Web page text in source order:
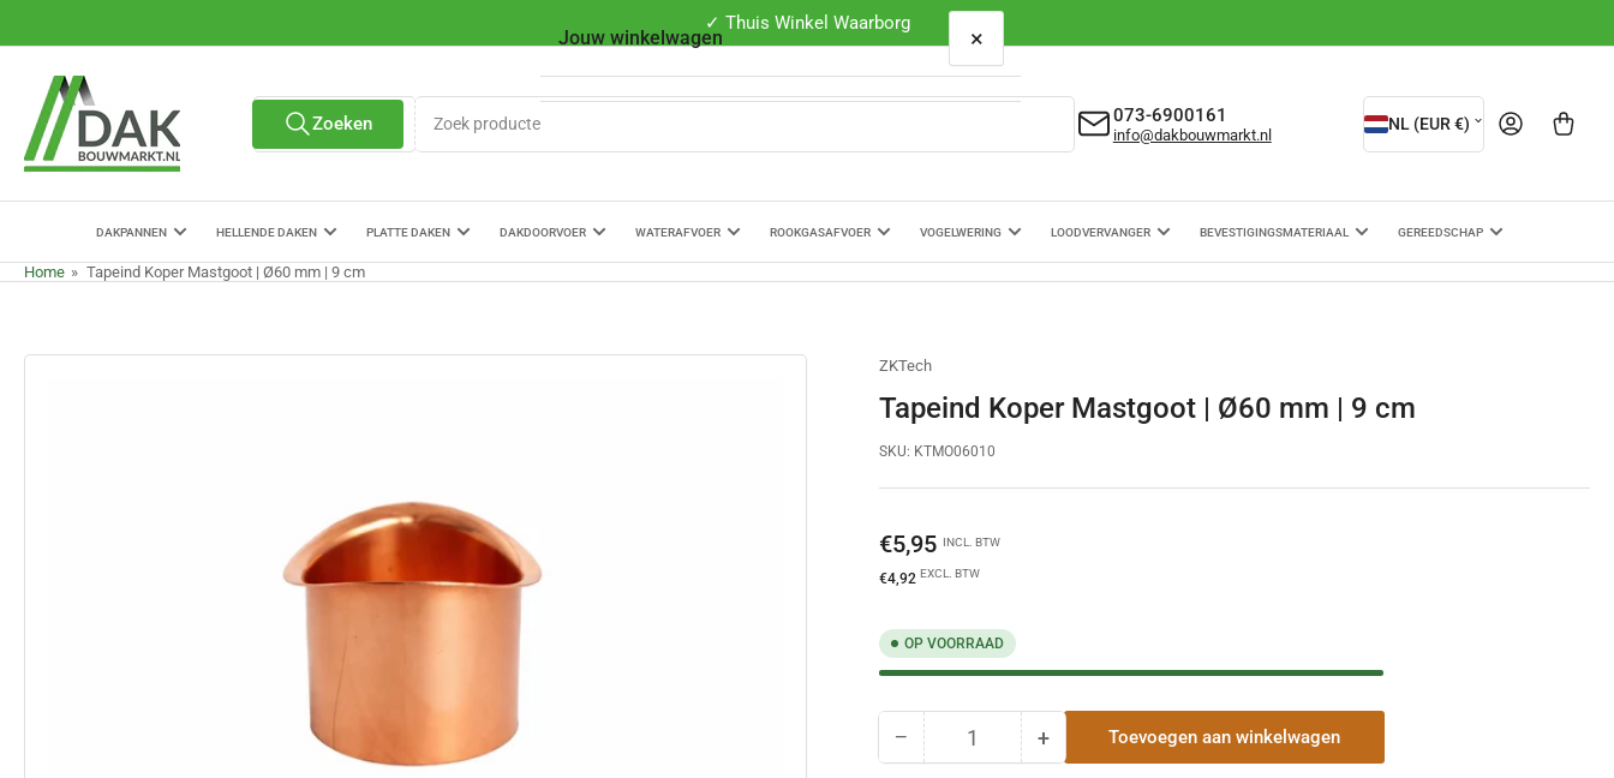
naar
content
✓ Thuis Winkel Waarborg
Alle verkopers
Zoek
productenZoeken 073-6900161
info@dakbouwmarkt.nl
L
a
d
/
i
NL (EUR €) Aanmelden
Mini-winkelwagen
DAKPANNEN HELLENDE DAKEN PLATTE DAKEN DAKDOORVOER WATERAFVOER ROOKGASAFVOER VOGELWERING LOODVERVANGER BEVESTIGINGSMATERIAAL GEREEDSCHAP
Home » Tapeind Koper Mastgoot | Ø60 mm | 9 cm
ZKTech
Tapeind Koper Mastgoot | Ø60 mm | 9 cm
SKU: KTMO06010
Normale
€5,95 INCL. BTW
€4,92 EXCL. BTW
OP VOORRAAD
− Hoeveelheid
Hoeveelheid +HoeveelheidToevoegen aan winkelwagen
Jouw winkelwagen ×